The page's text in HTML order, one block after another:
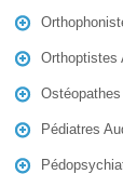
Orthoptistes
Pédiatres